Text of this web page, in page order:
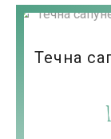
Течна